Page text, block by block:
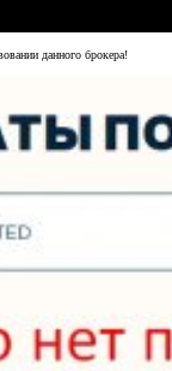
данного брокера!